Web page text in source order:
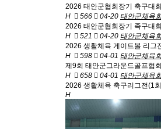
2026 태안군협회장기 축구대
H
566 04-20 태안군체육
2026 태안군협회장기 족구대
H
521 04-20 태안군체육
2026 생활체육 게이트볼 리그
H
598 04-01 태안군체육
제9회 태안군그라운드골프협
H
658 04-01 태안군체육
2026 생활체육 축구리그전(1
H